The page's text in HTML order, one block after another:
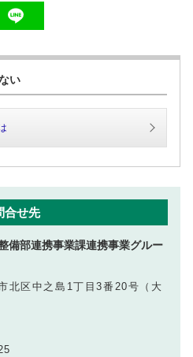
い
合せ先
部連携事業課連携事業グルー
区中之島1丁目3番20号（大